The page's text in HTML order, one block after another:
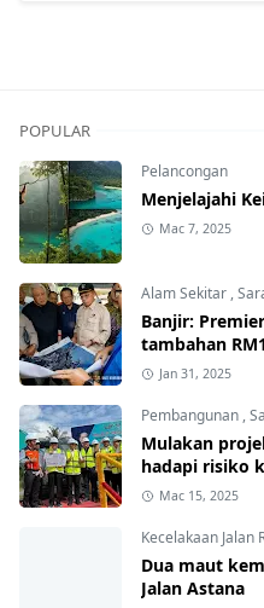
POPULAR
Pelancongan
Menjelajahi
Mac 7, 2025
Alam Sekitar ,
Banjir:
tambahan
Jan 31, 2025
Pembangunan ,
Mulakan
hadapi risiko
Mac 15, 2025
Kecelakaan Jalan
Dua maut
Jalan Astana